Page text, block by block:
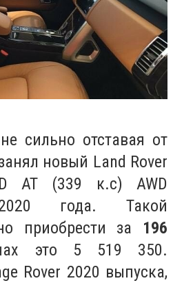
сильно отставая от
новый Land Rover
АТ (339 к.с) AWD
года. Такой
приобрести за 196
это 5 519 350.
Rover 2020 выпуска,